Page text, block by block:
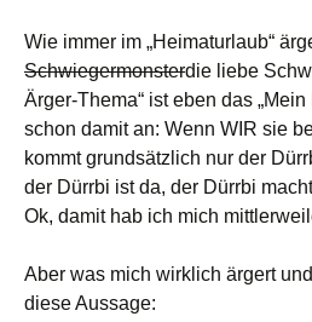
Wie immer im „Heimaturlaub“
Schwiegermonsterdie liebe
Ärger-Thema“ ist eben das
schon damit an: Wenn WIR sie
kommt grundsätzlich nur der
der Dürrbi ist da, der Dürrbi
Ok, damit hab ich mich
Aber was mich wirklich ärgert
diese Aussage: